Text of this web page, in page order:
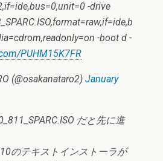
-drive
-boot d -
PUHM15K7FR
(@osakanataro2) January
だと先に進
のテキストインストーラが